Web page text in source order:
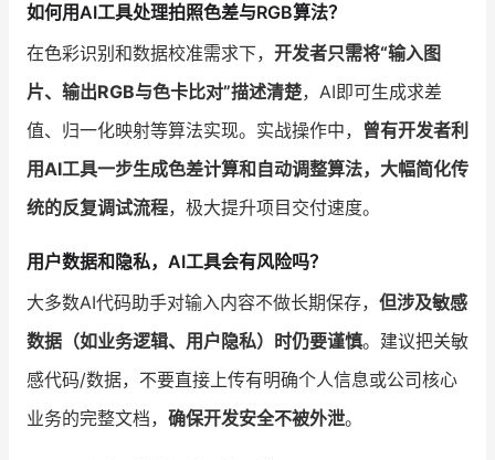
如何用AI工具处理拍照色差与RGB算法？
在色彩识别和数据校准需求下， 开发者只需将“输入图
片、输出RGB与色卡比对”描述清楚，AI即可生成求差
值、归一化映射等算法实现。实战操作中， 曾有开发者利
用AI工具一步生成色差计算和自动调整算法，大幅简化传
统的反复调试流程，极大提升项目交付速度。
用户数据和隐私，AI工具会有风险吗？
大多数AI代码助手对输入内容不做长期保存， 但涉及敏感
数据（如业务逻辑、用户隐私）时仍要谨慎。建议把关敏
感代码/数据，不要直接上传有明确个人信息或公司核心
业务的完整文档， 确保开发安全不被外泄。